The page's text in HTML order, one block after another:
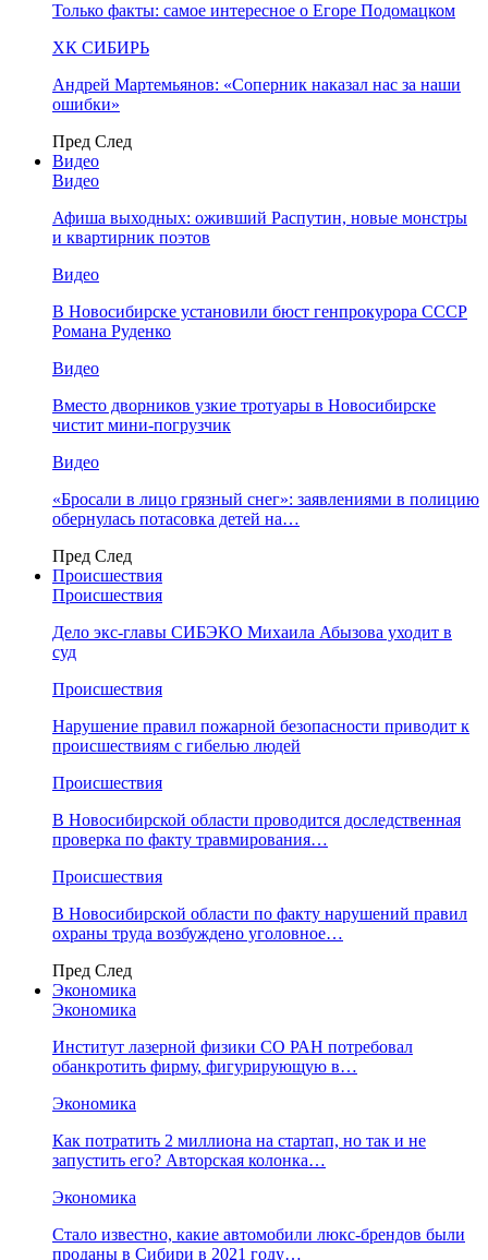
Только факты: самое интересное о Егоре Подомацком
ХК СИБИРЬ
Андрей Мартемьянов: «Соперник наказал нас за наши
ошибки»
Пред След
Видео
Видео
Афиша выходных: оживший Распутин, новые монстры
и квартирник поэтов
Видео
В Новосибирске установили бюст генпрокурора СССР
Романа Руденко
Видео
Вместо дворников узкие тротуары в Новосибирске
чистит мини-погрузчик
Видео
«Бросали в лицо грязный снег»: заявлениями в полицию
обернулась потасовка детей на…
Пред След
Происшествия
Происшествия
Дело экс-главы СИБЭКО Михаила Абызова уходит в
суд
Происшествия
Нарушение правил пожарной безопасности приводит к
происшествиям с гибелью людей
Происшествия
В Новосибирской области проводится доследственная
проверка по факту травмирования…
Происшествия
В Новосибирской области по факту нарушений правил
охраны труда возбуждено уголовное…
Пред След
Экономика
Экономика
Институт лазерной физики СО РАН потребовал
обанкротить фирму, фигурирующую в…
Экономика
Как потратить 2 миллиона на стартап, но так и не
запустить его? Авторская колонка…
Экономика
Стало известно, какие автомобили люкс-брендов были
проданы в Сибири в 2021 году…